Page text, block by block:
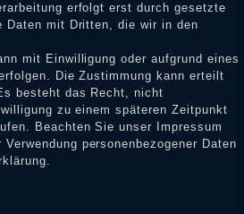
erfolgt erst durch gesetzte
Daten mit Dritten, die wir in den
mit Einwilligung oder aufgrund eines
Die Zustimmung kann erteilt
besteht das Recht, nicht
zu einem späteren Zeitpunkt
Beachten Sie unser
Impressum
personenbezogener Daten
.